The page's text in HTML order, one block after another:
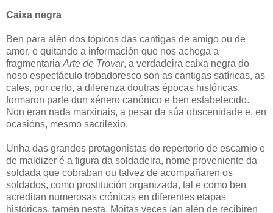
Caixa negra
Ben para alén dos tópicos das cantigas de amigo ou de
amor, e quitando a información que nos achega a
fragmentaria Arte de Trovar, a verdadeira caixa negra do
noso espectáculo trobadoresco son as cantigas satíricas, as
cales, por certo, a diferenza doutras épocas históricas,
formaron parte dun xénero canónico e ben estabelecido.
Non eran nada marxinais, a pesar da súa obscenidade e, en
ocasións, mesmo sacrilexio.
Unha das grandes protagonistas do repertorio de escarnio e
de maldizer é a figura da soldadeira, nome proveniente da
soldada que cobraban ou talvez de acompañaren os
soldados, como prostitución organizada, tal e como ben
acreditan numerosas crónicas en diferentes etapas
históricas, tamén nesta. Moitas veces ían alén de recibiren